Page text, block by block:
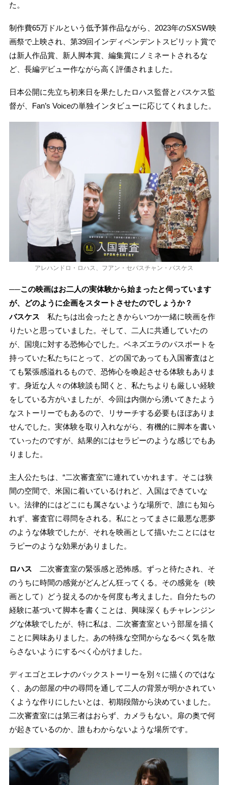
た。
制作費65万ドルという低予算作品ながら、2023年のSXSW映
画祭で上映され、第39回インディペンデントスピリット賞で
は新人作品賞、新人脚本賞、編集賞にノミネートされるな
ど、長編デビュー作ながら高く評価されました。
日本公開に先立ち初来日を果たしたロハス監督とバスケス監
督が、Fan’s Voiceの単独インタビューに応じてくれました。
アレハンドロ・ロハス、フアン・セバスチャン・バスケス
──この映画はお二人の実体験から始まったと伺っています
が、どのように企画をスタートさせたのでしょうか？
バスケス 私たちは出会ったときからいつか一緒に映画を作
りたいと思っていました。そして、二人に共通していたの
が、国境に対する恐怖心でした。ベネズエラのパスポートを
持っていた私たちにとって、どの国であっても入国審査はと
ても緊張感溢れるもので、恐怖心を喚起させる体験もありま
す。身近な人々の体験談も聞くと、私たちよりも厳しい経験
をしている方がいましたが、今回は内側から湧いてきたよう
なストーリーでもあるので、リサーチする必要もほぼありま
せんでした。実体験を取り入れながら、有機的に脚本を書い
ていったのですが、結果的にはセラピーのような感じでもあ
りました。
主人公たちは、“二次審査室”に連れていかれます。そこは狭
間の空間で、米国に着いているけれど、入国はできていな
い。法律的にはどこにも属さないような場所で、誰にも知ら
れず、審査官に尋問をされる。私にとってまさに最悪な悪夢
のような体験でしたが、それを映画として描いたことにはセ
ラピーのような効果がありました。
ロハス 二次審査室の緊張感と恐怖感。ずっと待たされ、そ
のうちに時間の感覚がどんどん狂ってくる。その感覚を（映
画として）どう捉えるのかを何度も考えました。自分たちの
経験に基づいて脚本を書くことは、興味深くもチャレンジン
グな体験でしたが、特に私は、二次審査室という部屋を描く
ことに興味ありました。あの特殊な空間からなるべく気を散
らさないようにするべく心がけました。
ディエゴとエレナのバックストーリーを別々に描くのではな
く、あの部屋の中の尋問を通して二人の背景が明かされてい
くような作りにしたいとは、初期段階から決めていました。
二次審査室には第三者はおらず、カメラもない。扉の奥で何
が起きているのか、誰もわからないような場所です。